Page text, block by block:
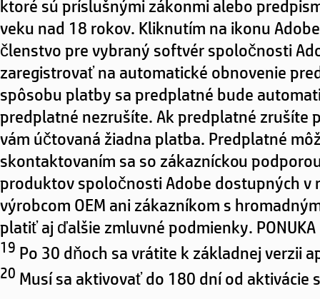
ktoré sú príslušnými zákonmi alebo
veku nad 18 rokov. Kliknutím na ikonu
členstvo pre vybraný softvér spoločnosti
zaregistrovať na automatické obnovenie
spôsobu platby sa predplatné bude
predplatné nezrušíte. Ak predplatné zrušíte
vám účtovaná žiadna platba. Predplatné
skontaktovaním sa so zákazníckou
produktov spoločnosti Adobe dostupných v
výrobcom OEM ani zákazníkom s
platiť aj ďalšie zmluvné podmienky. PONUKA
19 Po 30 dňoch sa vrátite k základnej verzii
20 Musí sa aktivovať do 180 dní od aktivácie